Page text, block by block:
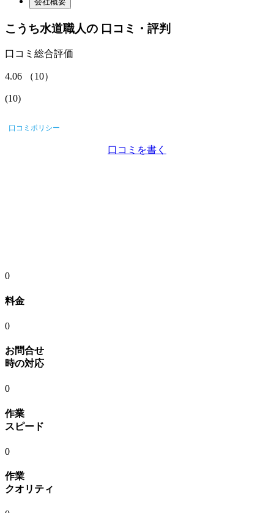
こうち水道職人の 口コミ・評判
口コミ総合評価
4.06 （10）
(10)
口コミポリシー
口コミを書く
0
料金
0
お問合せ
時の対応
0
作業
スピード
0
作業
クオリティ